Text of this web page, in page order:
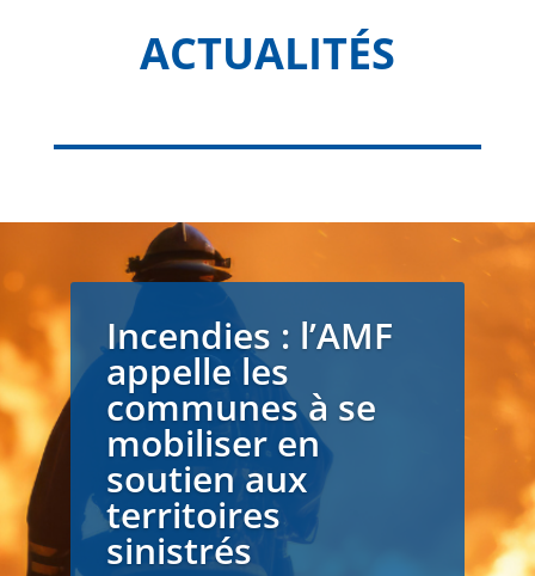
ACTUALITÉS
Incendies : l’AMF
appelle les
communes à se
mobiliser en
soutien aux
territoires
sinistrés